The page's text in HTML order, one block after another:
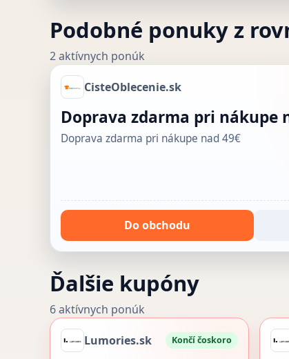
Podobné ponuky z
2 aktívnych ponúk
CisteOblecenie.sk
Doprava zdarma pri nákupe
Doprava zdarma pri nákupe nad 49€
Do obchodu
Ďalšie kupóny
6 aktívnych ponúk
Lumories.sk Končí čoskoro